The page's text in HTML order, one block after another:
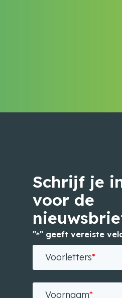
Schrijf je
voor de
"*" geeft vereiste
Voorletters*
Voornaam*